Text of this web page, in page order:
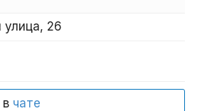
26
чате